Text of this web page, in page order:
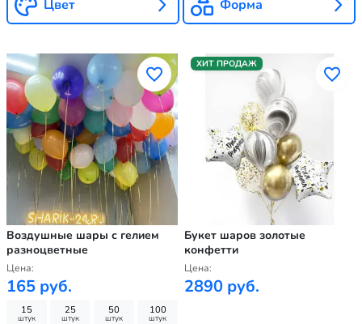
Цвет Форма
Воздушные шары с гелием
разноцветные
Цена:
165 руб.
15
штук
25
штук
50
штук
100
штук
ХИТ ПРОДАЖ
Букет шаров золотые
конфетти
Цена:
2890 руб.